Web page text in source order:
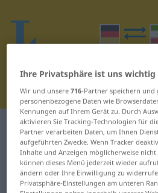
Deutsch-Persisch
Wörter auf
beginnen – haltbar
Ihre Privatsphäre ist uns wichtig
Wir und unsere716-Partner speichern und
personenbezogene Daten wie
Kennungen auf Ihrem Gerät zu. Durch
aktivieren Sie Tracking-Technologien für
Partner verarbeiten Daten, um Ihnen
aufgeführten Zwecke. Wenn Tracker
Inhalte und Anzeigen möglicherweise
können dieses Menü jederzeit wieder
ändern oder Ihre Einwilligung zu
Privatsphäre-Einstellungen am unteren